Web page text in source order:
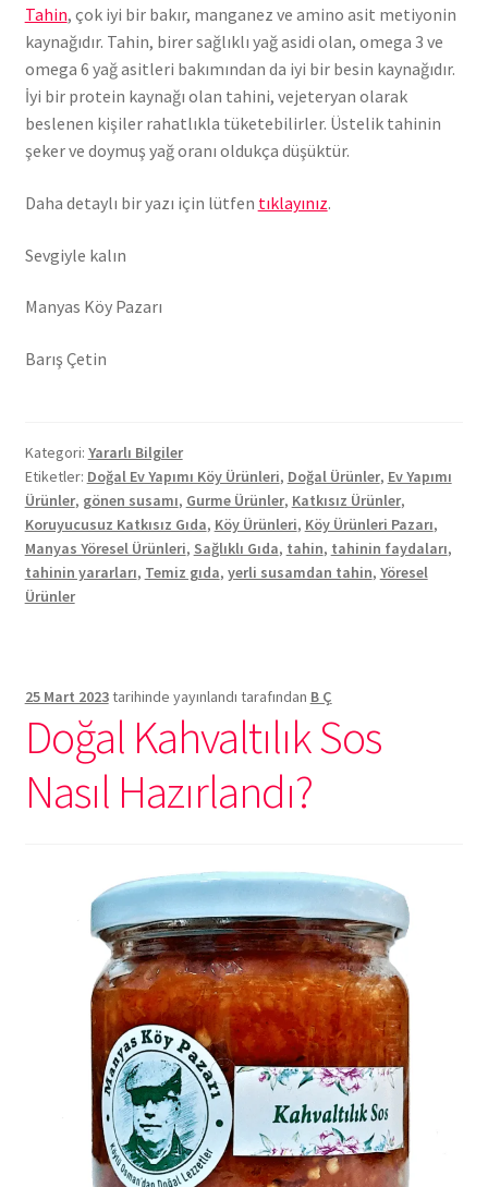
Tahin, çok iyi bir bakır, manganez ve amino asit metiyonin
kaynağıdır. Tahin, birer sağlıklı yağ asidi olan, omega 3 ve
omega 6 yağ asitleri bakımından da iyi bir besin kaynağıdır.
İyi bir protein kaynağı olan tahini, vejeteryan olarak
beslenen kişiler rahatlıkla tüketebilirler. Üstelik tahinin
şeker ve doymuş yağ oranı oldukça düşüktür.
Daha detaylı bir yazı için lütfen tıklayınız.
Sevgiyle kalın
Manyas Köy Pazarı
Barış Çetin
Kategori: Yararlı Bilgiler
Etiketler: Doğal Ev Yapımı Köy Ürünleri, Doğal Ürünler, Ev Yapımı
Ürünler, gönen susamı, Gurme Ürünler, Katkısız Ürünler,
Koruyucusuz Katkısız Gıda, Köy Ürünleri, Köy Ürünleri Pazarı,
Manyas Yöresel Ürünleri, Sağlıklı Gıda, tahin, tahinin faydaları,
tahinin yararları, Temiz gıda, yerli susamdan tahin, Yöresel
Ürünler
25 Mart 2023tarihinde yayınlandı tarafından B Ç
Doğal Kahvaltılık Sos
Nasıl Hazırlandı?